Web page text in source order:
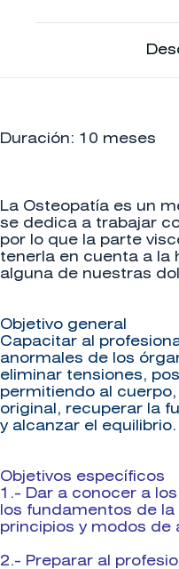
Duración: 10 meses
La Osteopatía es un
se dedica a trabajar
por lo que la parte
tenerla en cuenta a la
alguna de nuestras
Objetivo general
Capacitar al
anormales de los
eliminar tensiones,
permitiendo al
original, recuperar la
y alcanzar el equilibrio.
Objetivos específicos
1.- Dar a conocer a
los fundamentos de
principios y modos de
2.- Preparar al